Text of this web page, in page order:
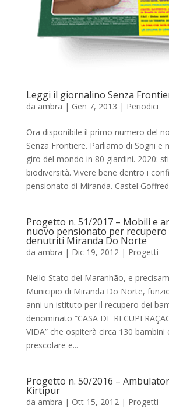
Leggi il giornalino Senza
da ambra | Gen 7, 2013 | Periodici
Ora disponibile il primo numero del
Senza Frontiere. Parliamo di Sogni e
giro del mondo in 80 giardini. 2020:
biodiversità. Vivere bene dentro i
pensionato di Miranda. Castel
Progetto n. 51/2017 – Mobili e
nuovo pensionato per recupero
denutriti Miranda Do Norte
da ambra | Dic 19, 2012 | Progetti
Nello Stato del Maranhão, e
Municipio di Miranda Do Norte,
anni un istituto per il recupero dei
denominato “CASA DE
VIDA” che ospiterà circa 130 bambini
prescolare e...
Progetto n. 50/2016 –
Kirtipur
da ambra | Ott 15, 2012 | Progetti